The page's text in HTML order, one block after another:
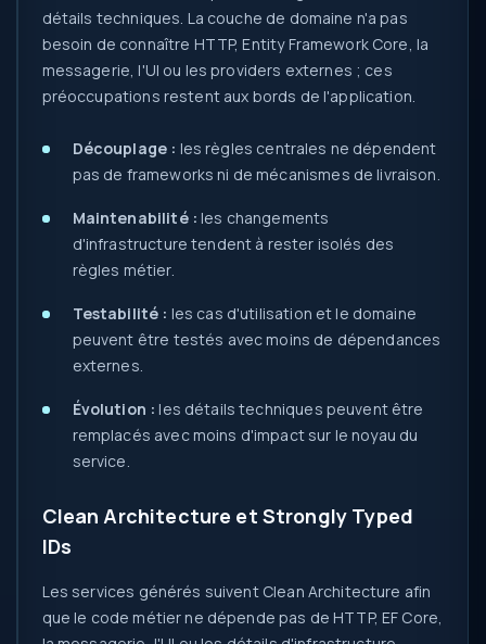
détails techniques. La couche de domaine n'a pas
besoin de connaître HTTP, Entity Framework Core, la
messagerie, l'UI ou les providers externes ; ces
préoccupations restent aux bords de l'application.
Découplage : les règles centrales ne dépendent
pas de frameworks ni de mécanismes de livraison.
Maintenabilité : les changements
d'infrastructure tendent à rester isolés des
règles métier.
Testabilité : les cas d'utilisation et le domaine
peuvent être testés avec moins de dépendances
externes.
Évolution : les détails techniques peuvent être
remplacés avec moins d'impact sur le noyau du
service.
Clean Architecture et Strongly Typed
IDs
Les services générés suivent Clean Architecture afin
que le code métier ne dépende pas de HTTP, EF Core,